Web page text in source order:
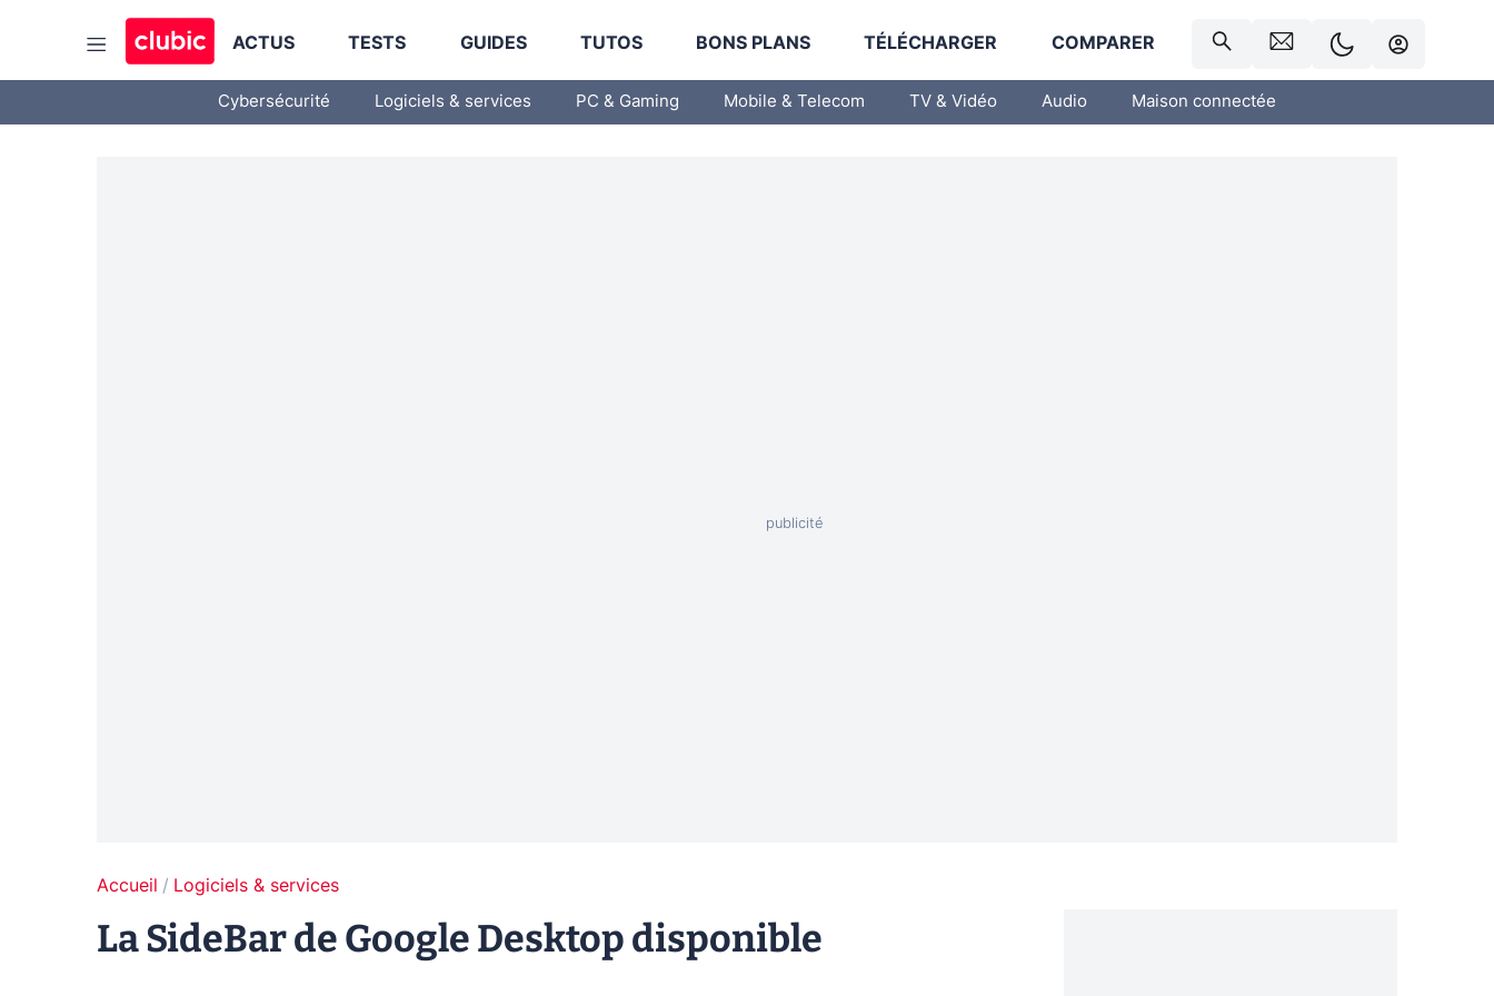
ACTUS TESTS GUIDES TUTOS BONS PLANS TÉLÉCHARGER COMPARER
Cybersécurité Logiciels & services PC & Gaming Mobile & Telecom TV & Vidéo Audio Maison connectée
Accueil Logiciels & services
La SideBar de Google Desktop disponible